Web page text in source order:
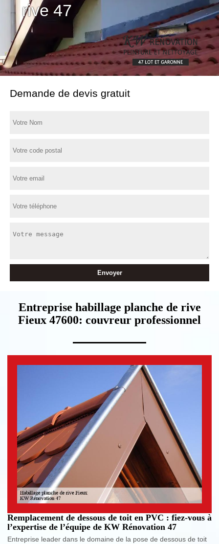
rive 47
Demande de devis gratuit
Entreprise habillage planche de rive
Fieux 47600: couvreur professionnel
Remplacement de dessous de toit en PVC : fiez-vous à
l’expertise de l’équipe de KW Rénovation 47
Entreprise leader dans le domaine de la pose de dessous de toit